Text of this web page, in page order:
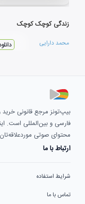
زندگی کوچک کوچک
محمد دارایی
بیپ‌تونز مرجع قانونی
فارسی و بین‌المللی است.
محتوای صوتی
ارتباط با ما
شرایط استفاده
تماس با ما